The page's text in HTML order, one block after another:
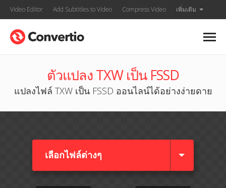
Video Editor Add Subtitles to Video Compress Video เพิ่มเติม
ตัวแปลง TXW เป็น FSSD
แปลงไฟล์ TXW เป็น FSSD ออนไลน์ได้อย่างง่ายดาย
เลือกไฟล์ต่างๆ​